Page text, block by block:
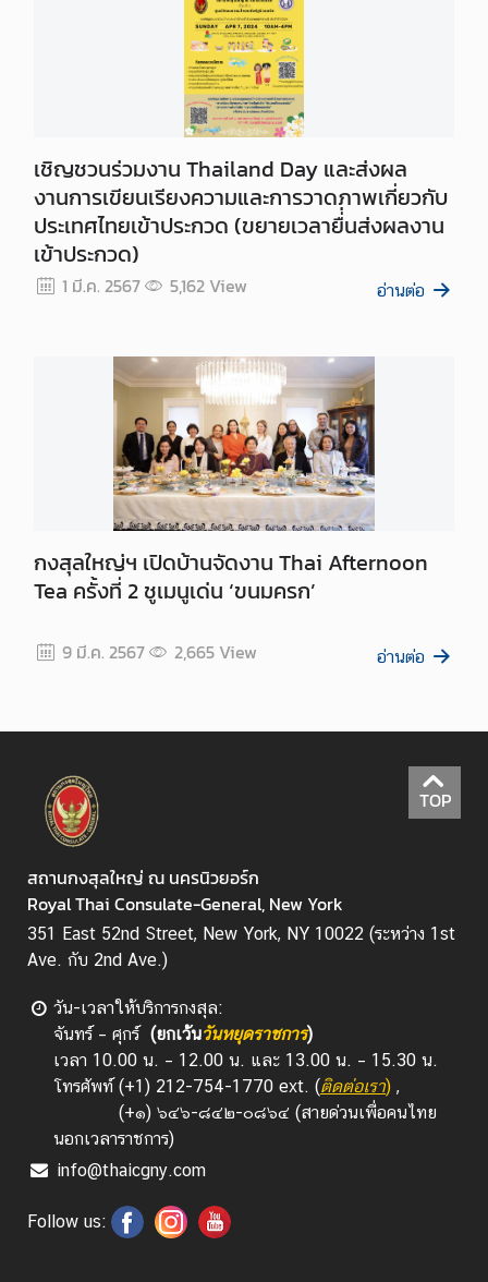
เชิญชวนร่วมงาน Thailand Day และส่งผล
งานการเขียนเรียงความและการวาดภาพเกี่ยวกับ
ประเทศไทยเข้าประกวด (ขยายเวลายื่่นส่งผลงาน
เข้าประกวด)
1 มี.ค. 2567 5,162View อ่านต่อ
กงสุลใหญ่ฯ เปิดบ้านจัดงาน Thai Afternoon
Tea ครั้งที่ 2 ชูเมนูเด่น ‘ขนมครก’
9 มี.ค. 2567 2,665View อ่านต่อ
TOP
สถานกงสุลใหญ่ ณ นครนิวยอร์ก
Royal Thai Consulate-General, New York
351 East 52nd Street, New York, NY 10022 (ระหว่าง 1st
Ave. กับ 2nd Ave.)
วัน-เวลาให้บริการกงสุล:
จันทร์ – ศุกร์ (ยกเว้นวันหยุดราชการ)
เวลา 10.00 น. – 12.00 น. และ 13.00 น. – 15.30 น.
โทรศัพท์ (+1) 212-754-1770 ext. (ติดต่อเรา) ,
(+๑) ๖๔๖-๘๔๒-๐๘๖๔ (สายด่วนเพื่อคนไทย
นอกเวลาราชการ)
info@thaicgny.com
Follow us: